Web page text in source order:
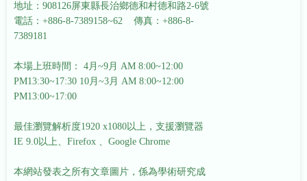
地址：908126屏東縣長治鄉德和村德和路2-6號
電話：+886-8-7389158~62 傳真：+886-8-
7389181
本場上班時間： 4月~9月 AM 8:00~12:00
PM13:30~17:30 10月~3月 AM 8:00~12:00
PM13:00~17:00
最佳瀏覽解析度1920 x1080以上，支援瀏覽器
IE 9.0以上、Firefox 、Google Chrome
本網站發表之所有文章圖片，係為學術研究成